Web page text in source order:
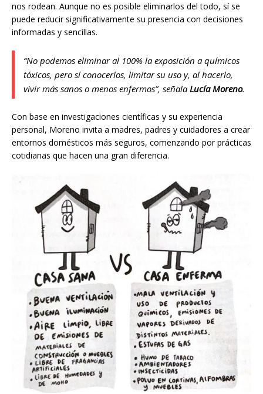
nos rodean. Aunque no es posible eliminarlos del todo, sí se
puede reducir significativamente su presencia con decisiones
informadas y sencillas.
“No podemos eliminar al 100% la exposición a químicos
tóxicos, pero sí conocerlos, limitar su uso y, al hacerlo,
vivir más sanos o menos enfermos”, señala Lucía Moreno.
Con base en investigaciones científicas y su experiencia
personal, Moreno invita a madres, padres y cuidadores a crear
entornos domésticos más seguros, comenzando por prácticas
cotidianas que hacen una gran diferencia.